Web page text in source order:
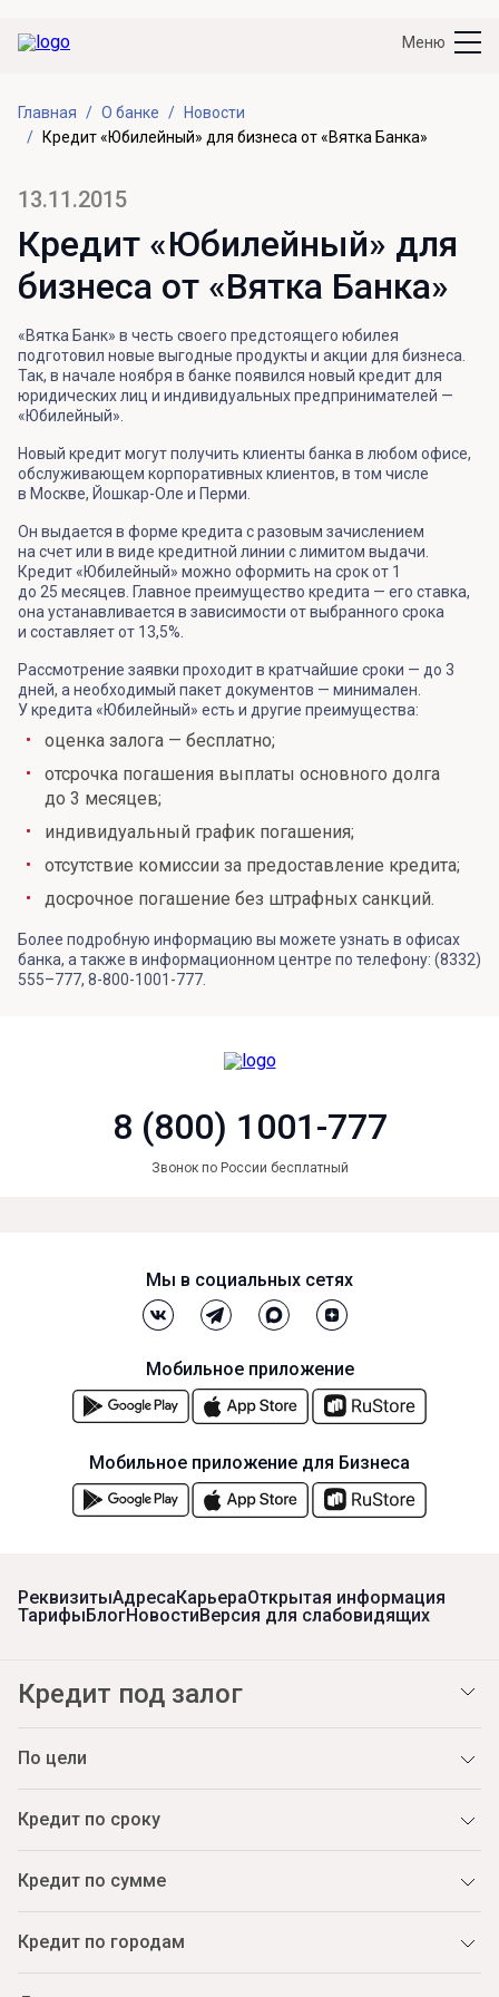
Меню
Главная О банке
Новости
Кредит «Юбилейный» для бизнеса от «Вятка Банка»
13.11.2015
Кредит «Юбилейный» для
бизнеса от «Вятка Банка»
«Вятка Банк» в честь своего предстоящего юбилея
подготовил новые выгодные продукты и акции для бизнеса.
Так, в начале ноября в банке появился новый кредит для
юридических лиц и индивидуальных предпринимателей —
«Юбилейный».
Новый кредит могут получить клиенты банка в любом офисе,
обслуживающем корпоративных клиентов, в том числе
в Москве, Йошкар-Оле и Перми.
Он выдается в форме кредита с разовым зачислением
на счет или в виде кредитной линии с лимитом выдачи.
Кредит «Юбилейный» можно оформить на срок от 1
до 25 месяцев. Главное преимущество кредита — его ставка,
она устанавливается в зависимости от выбранного срока
и составляет от 13,5%.
Рассмотрение заявки проходит в кратчайшие сроки — до 3
дней, а необходимый пакет документов — минимален.
У кредита «Юбилейный» есть и другие преимущества:
оценка залога — бесплатно;
отсрочка погашения выплаты основного долга
до 3 месяцев;
индивидуальный график погашения;
отсутствие комиссии за предоставление кредита;
досрочное погашение без штрафных санкций.
Более подробную информацию вы можете узнать в офисах
банка, а также в информационном центре по телефону: (8332)
555–777, 8-800-1001-777.
8 (800) 1001-777
Звонок по России бесплатный
РеквизитыАдресаКарьераОткрытая информация
ТарифыБлогНовостиВерсия для слабовидящих
Кредит под залог
По цели
Кредит по сроку
Кредит по сумме
Кредит по городам
Мы в социальных сетях
Мобильное приложение
Мобильное приложение для Бизнеса